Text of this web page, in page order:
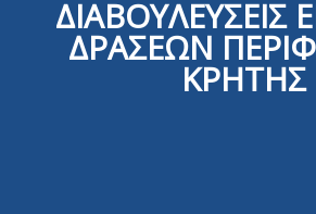
ΔΙΑΒΟΥΛΕΥΣΕΙΣ
ΔΡΑΣΕΩΝ
ΚΡΗΤΗΣ